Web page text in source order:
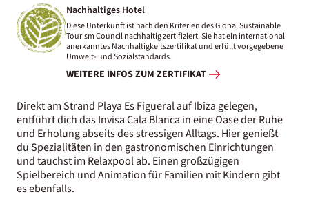
Nachhaltiges Hotel
Diese Unterkunft ist nach den Kriterien des Global Sustainable
Tourism Council nachhaltig zertifiziert. Sie hat ein international
anerkanntes Nachhaltigkeitszertifikat und erfüllt vorgegebene
Umwelt- und Sozialstandards.
WEITERE INFOS ZUM ZERTIFIKAT
Direkt am Strand Playa Es Figueral auf Ibiza gelegen,
entführt dich das Invisa Cala Blanca in eine Oase der Ruhe
und Erholung abseits des stressigen Alltags. Hier genießt
du Spezialitäten in den gastronomischen Einrichtungen
und tauchst im Relaxpool ab. Einen großzügigen
Spielbereich und Animation für Familien mit Kindern gibt
es ebenfalls.